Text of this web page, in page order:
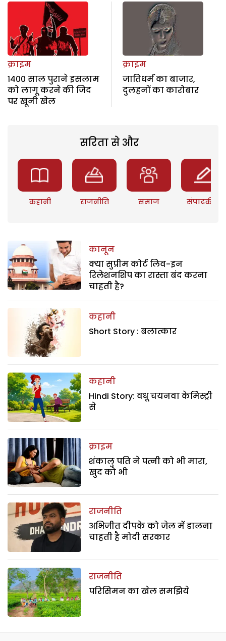
क्राइम
१४०० साल पुराने इसलाम
को लागू करने की जिद
पर खूनी खेल
क्राइम
जातिधर्म का बाजार,
दुलहनों का कारोबार
सरिता से और
कहानी राजनीति समाज संपादकीय
कानून
क्या सुप्रीम कोर्ट लिव-इन
रिलेशनशिप का रास्ता बंद करना
चाहती है?
कहानी
Short Story : बलात्कार
कहानी
Hindi Story: वधू चयनवा केमिस्ट्री
से
क्राइम
शंकालु पति ने पत्नी को भी मारा,
खुद को भी
राजनीति
अभिजीत दीपके को जेल में डालना
चाहती है मोदी सरकार
राजनीति
परिसिमन का खेल समझिये